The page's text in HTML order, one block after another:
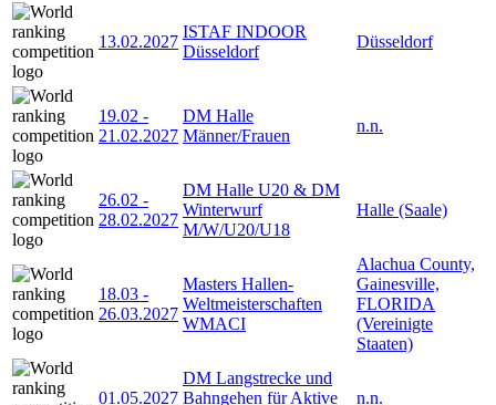
13.02.2027
ISTAF INDOOR
Düsseldorf
Düsseldorf
19.02 -
21.02.2027
DM Halle
Männer/Frauen
n.n.
26.02 -
28.02.2027
DM Halle U20 & DM
Winterwurf
M/W/U20/U18
Halle (Saale)
18.03 -
26.03.2027
Masters Hallen-
Weltmeisterschaften
WMACI
Alachua County,
Gainesville,
FLORIDA
(Vereinigte
Staaten)
01.05.2027
DM Langstrecke und
Bahngehen für Aktive
n.n.